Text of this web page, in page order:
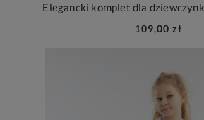
Elegancki komplet dla
109,00 zł